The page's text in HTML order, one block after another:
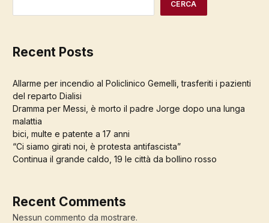
CERCA
Recent Posts
Allarme per incendio al Policlinico Gemelli, trasferiti i pazienti
del reparto Dialisi
Dramma per Messi, è morto il padre Jorge dopo una lunga
malattia
bici, multe e patente a 17 anni
“Ci siamo girati noi, è protesta antifascista”
Continua il grande caldo, 19 le città da bollino rosso
Recent Comments
Nessun commento da mostrare.